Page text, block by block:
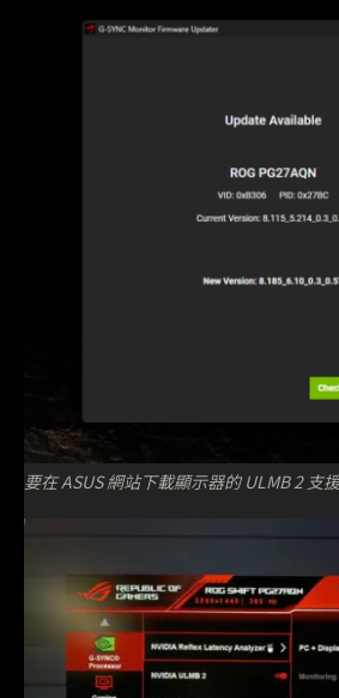
要在 ASUS 網站下載顯示器的 ULMB 2 支